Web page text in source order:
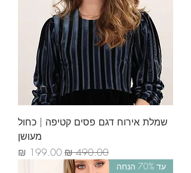
שמלת אירוח דגם פסים קטיפה | כחול
מעושן
מחיר רגיל מחיר מבצע
עד 70% הנחה